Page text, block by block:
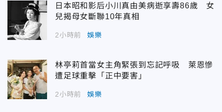
日本昭和影后小川真由美病逝享壽86歲 女
兒揭母女斷聯10年真相
2小時前 娛樂
林亭莉首當女主角緊張到忘記呼吸 萊恩慘
遭足球重擊「正中要害」
2小時前 娛樂